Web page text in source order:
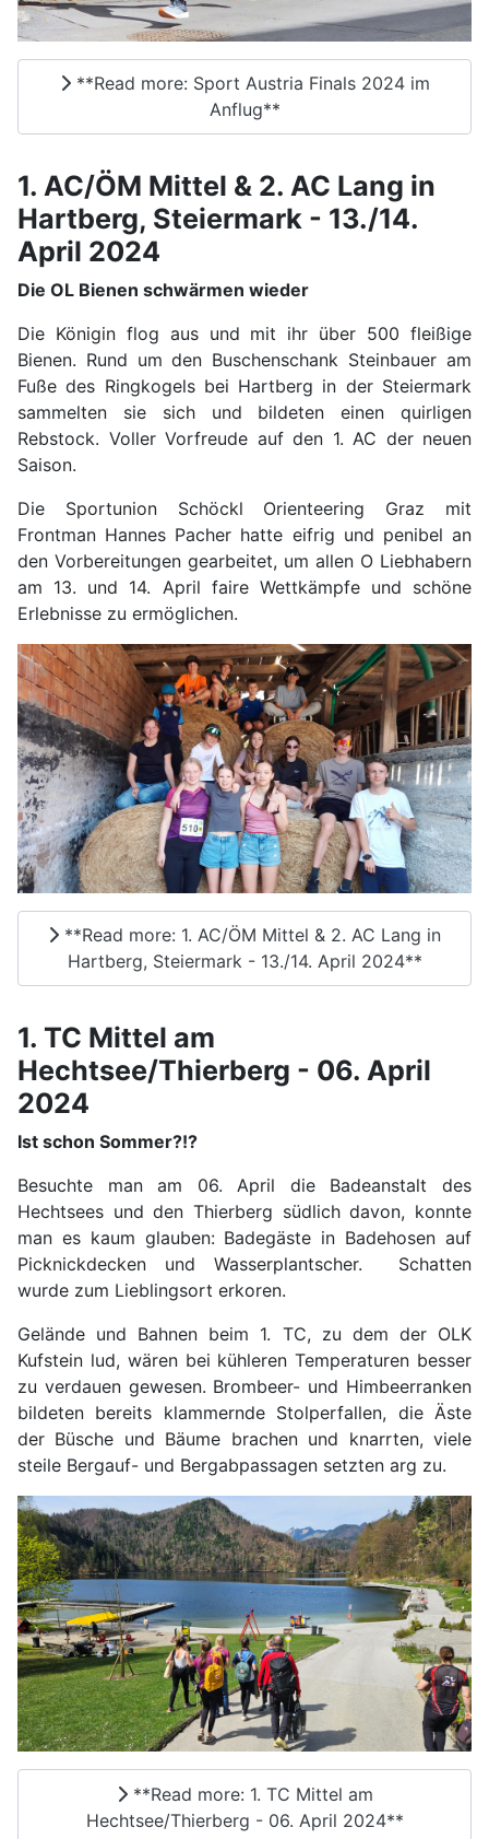
**Read more: Sport Austria Finals 2024 im
Anflug**
1. AC/ÖM Mittel & 2. AC Lang in
Hartberg, Steiermark - 13./14.
April 2024
Die OL Bienen schwärmen wieder
Die Königin flog aus und mit ihr über 500 fleißige
Bienen. Rund um den Buschenschank Steinbauer am
Fuße des Ringkogels bei Hartberg in der Steiermark
sammelten sie sich und bildeten einen quirligen
Rebstock. Voller Vorfreude auf den 1. AC der neuen
Saison.
Die Sportunion Schöckl Orienteering Graz mit
Frontman Hannes Pacher hatte eifrig und penibel an
den Vorbereitungen gearbeitet, um allen O Liebhabern
am 13. und 14. April faire Wettkämpfe und schöne
Erlebnisse zu ermöglichen.
**Read more: 1. AC/ÖM Mittel & 2. AC Lang in
Hartberg, Steiermark - 13./14. April 2024**
1. TC Mittel am
Hechtsee/Thierberg - 06. April
2024
Ist schon Sommer?!?
Besuchte man am 06. April die Badeanstalt des
Hechtsees und den Thierberg südlich davon, konnte
man es kaum glauben: Badegäste in Badehosen auf
Picknickdecken und Wasserplantscher. Schatten
wurde zum Lieblingsort erkoren.
Gelände und Bahnen beim 1. TC, zu dem der OLK
Kufstein lud, wären bei kühleren Temperaturen besser
zu verdauen gewesen. Brombeer- und Himbeerranken
bildeten bereits klammernde Stolperfallen, die Äste
der Büsche und Bäume brachen und knarrten, viele
steile Bergauf- und Bergabpassagen setzten arg zu.
**Read more: 1. TC Mittel am
Hechtsee/Thierberg - 06. April 2024**